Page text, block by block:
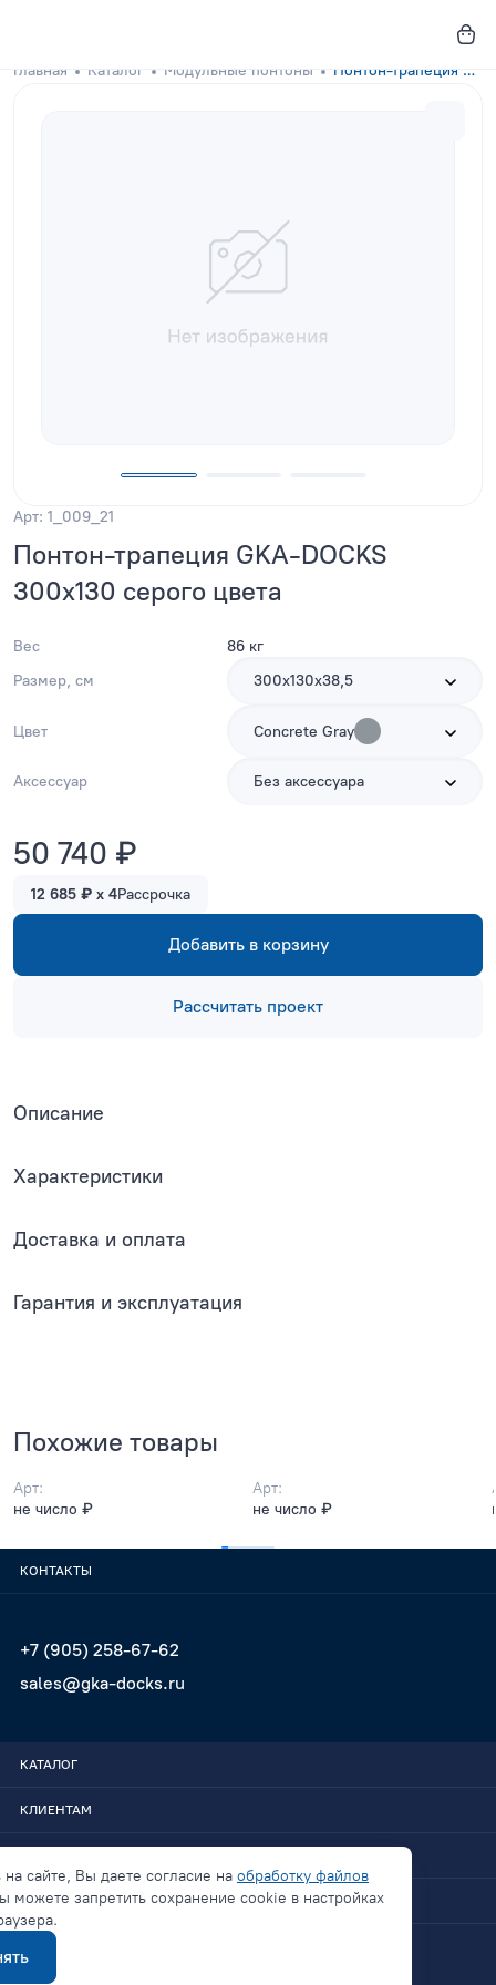
Главная Каталог Модульные понтоны Понтон-трапеция GKA-DOCKS 300x130 Concrete Gray
Арт: 1_009_21
Понтон-трапеция GKA-DOCKS
300x130 серого цвета
Вес
86 кг
Размер, см
300х130х38,5
Цвет Concrete Gray
Аксессуар Без аксессуара
50 740 ₽
12 685 ₽ x 4Рассрочка
Добавить в корзину
Рассчитать проект
Описание
Характеристики
Доставка и оплата
Гарантия и эксплуатация
Похожие товары
Арт:
не число ₽
Арт:
не число ₽
КОНТАКТЫ
+7 (905) 258-67-62
sales@gka-docks.ru
КАТАЛОГ
КЛИЕНТАМ
СВЯЗАТЬСЯ
Политика конфиденциальности
на сайте, Вы даете согласие на обработку файлов
можете запретить сохранение cookie в настройках